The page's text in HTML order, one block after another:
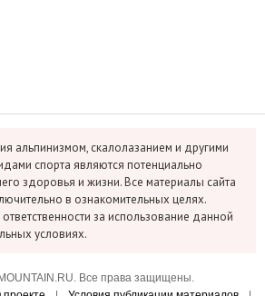
альпинизмом, скалолазанием и другими
спорта являются потенциально
здоровья и жизни. Все материалы сайта
в ознакомительных целях.
за использование данной
условиях.
Все права защищены.